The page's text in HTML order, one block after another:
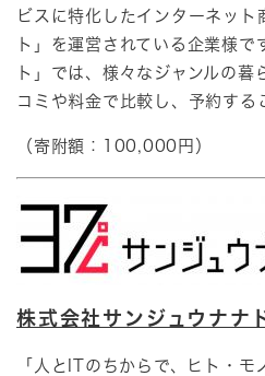
ビスに特化したインターネット
ト」を運営されている企業様で
ト」では、様々なジャンルの暮
コミや料金で比較し、予約する
（寄附額：100,000円）
株式会社サンジュウナナ
「人とITのちからで、ヒト・